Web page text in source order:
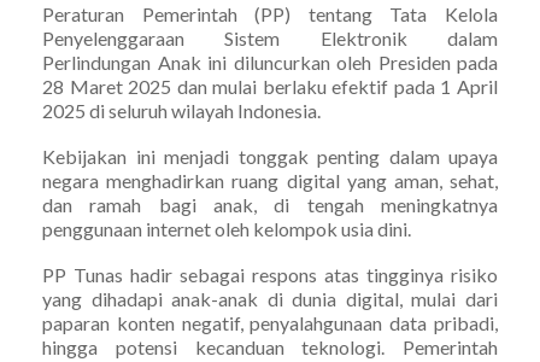
Peraturan Pemerintah (PP) tentang Tata Kelola
Penyelenggaraan Sistem Elektronik dalam
Perlindungan Anak ini diluncurkan oleh Presiden pada
28 Maret 2025 dan mulai berlaku efektif pada 1 April
2025 di seluruh wilayah Indonesia.
Kebijakan ini menjadi tonggak penting dalam upaya
negara menghadirkan ruang digital yang aman, sehat,
dan ramah bagi anak, di tengah meningkatnya
penggunaan internet oleh kelompok usia dini.
PP Tunas hadir sebagai respons atas tingginya risiko
yang dihadapi anak-anak di dunia digital, mulai dari
paparan konten negatif, penyalahgunaan data pribadi,
hingga potensi kecanduan teknologi. Pemerintah